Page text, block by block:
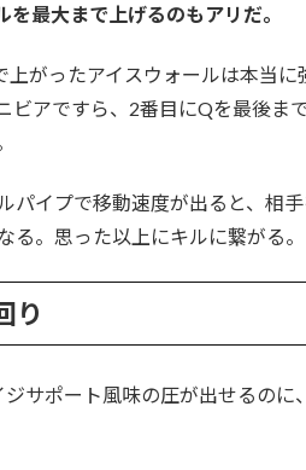
最大まで上げるのもアリだ。
がったアイスウォールは本当に
ビアですら、2番目にQを最後ま
パイプで移動速度が出ると、相
。思った以上にキルに繋がる。
り
サポート風味の圧が出せるのに